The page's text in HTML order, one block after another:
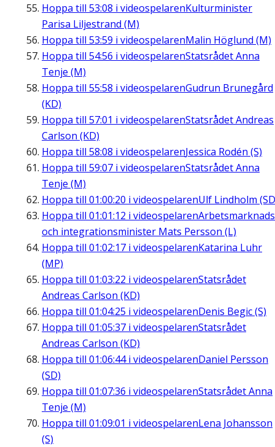
Hoppa till 53:08 i videospelarenKulturminister
Parisa Liljestrand (M)
Hoppa till 53:59 i videospelarenMalin Höglund (M)
Hoppa till 54:56 i videospelarenStatsrådet Anna
Tenje (M)
Hoppa till 55:58 i videospelarenGudrun Brunegård
(KD)
Hoppa till 57:01 i videospelarenStatsrådet Andreas
Carlson (KD)
Hoppa till 58:08 i videospelarenJessica Rodén (S)
Hoppa till 59:07 i videospelarenStatsrådet Anna
Tenje (M)
Hoppa till 01:00:20 i videospelarenUlf Lindholm
Hoppa till 01:01:12 i videospelaren
och integrationsminister Mats Persson (L)
Hoppa till 01:02:17 i videospelarenKatarina Luhr
(MP)
Hoppa till 01:03:22 i videospelarenStatsrådet
Andreas Carlson (KD)
Hoppa till 01:04:25 i videospelarenDenis Begic (S)
Hoppa till 01:05:37 i videospelarenStatsrådet
Andreas Carlson (KD)
Hoppa till 01:06:44i videospelarenDaniel Persson
(SD)
Hoppa till 01:07:36 i videospelarenStatsrådet Anna
Tenje (M)
Hoppa till 01:09:01 i videospelarenLena Johansson
(S)